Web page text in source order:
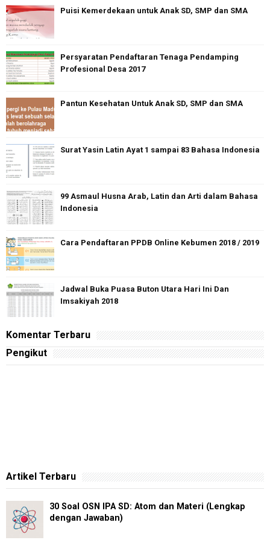
Puisi Kemerdekaan untuk Anak SD, SMP dan SMA
Persyaratan Pendaftaran Tenaga Pendamping
Profesional Desa 2017
Pantun Kesehatan Untuk Anak SD, SMP dan SMA
Surat Yasin Latin Ayat 1 sampai 83 Bahasa Indonesia
99 Asmaul Husna Arab, Latin dan Arti dalam Bahasa
Indonesia
Cara Pendaftaran PPDB Online Kebumen 2018 / 2019
Jadwal Buka Puasa Buton Utara Hari Ini Dan
Imsakiyah 2018
Komentar Terbaru
Pengikut
Artikel Terbaru
30 Soal OSN IPA SD: Atom dan Materi (Lengkap
dengan Jawaban)